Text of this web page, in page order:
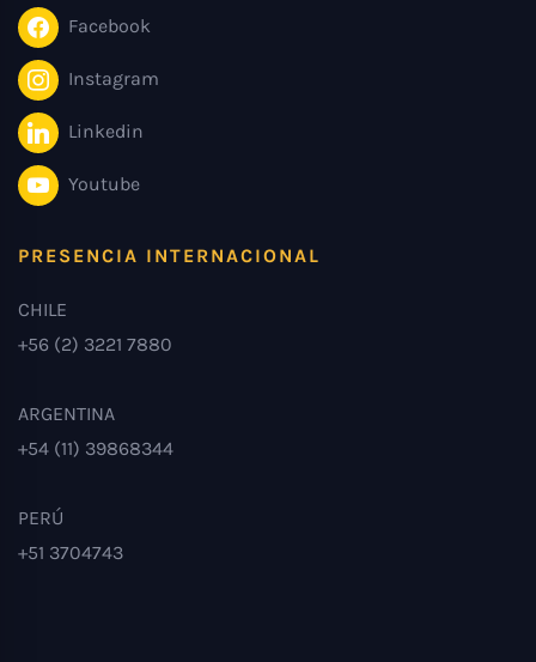
Facebook
Instagram
Linkedin
Youtube
PRESENCIA INTERNACIONAL
CHILE
+56 (2) 3221 7880
ARGENTINA
+54 (11) 39868344
PERÚ
+51 3704743